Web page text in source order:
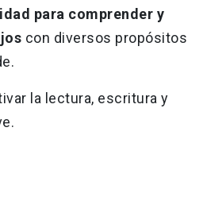
para comprender y
con diversos propósitos
la lectura, escritura y